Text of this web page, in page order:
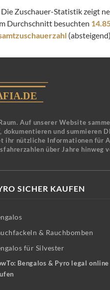
Zuschauer-Statistik zeigt
Durchschnitt besuchten
Auf unserer Website
und summieren
ihr nützliche Informationen für
über Jahre hinweg
SICHER KAUFEN
& Rauchbomben
für Silvester
Bengalos & Pyro legal online